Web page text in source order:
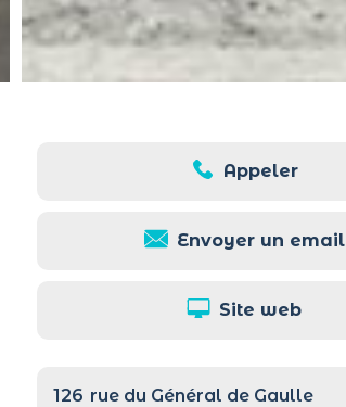
Appeler
Envoyer un email
Site web
126 rue du Général de Gaulle